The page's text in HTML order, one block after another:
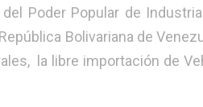
Poder Popular de
Bolivariana de
la libre importación de